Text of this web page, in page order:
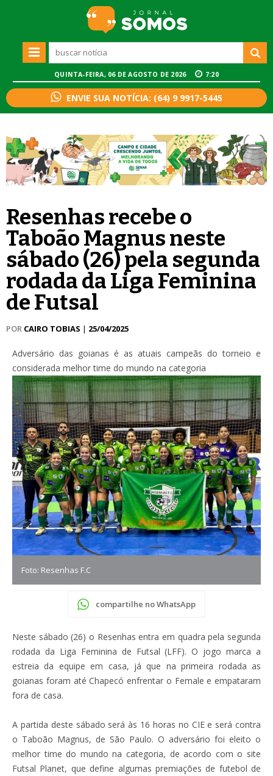
QUINTA-FEIRA, 06 DE AGOSTO DE 2026 7:20
ENVIE SUA NOTÍCIA: (64) 9 9917-5445
Resenhas recebe o
Taboão Magnus neste
sábado (26) pela segunda
rodada da Liga Feminina
de Futsal
POR CAIRO TOBIAS | 25/04/2025
Adversário das goianas é as atuais campeãs do torneio e
considerada melhor time do mundo na categoria
Foto: Resenhas F.C
compartilhe no WhatsApp
Neste sábado (26) o Resenhas entra em quadra pela segunda
rodada da Liga Feminina de Futsal (LFF). O jogo marca a
estreia da equipe em casa, já que na primeira rodada as
goianas foram até Chapecó enfrentar o Female e empataram
fora de casa.
A partida deste sábado será às 16 horas no CIE e será contra
o Taboão Magnus, de São Paulo. O adversário foi eleito o
melhor time do mundo na categoria, de acordo com o site
Futsal Planet, que define algumas premiações de futebol de